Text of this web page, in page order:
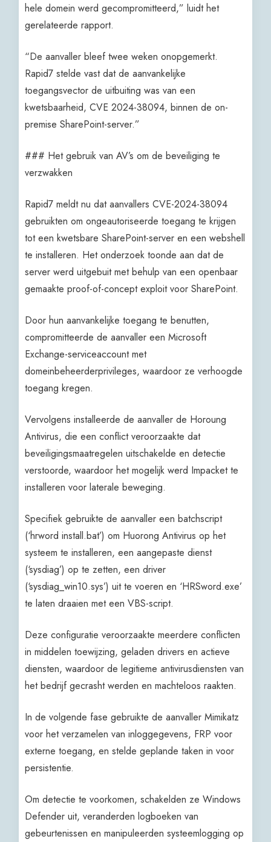
hele domein werd gecompromitteerd,” luidt het
gerelateerde rapport.
“De aanvaller bleef twee weken onopgemerkt.
Rapid7 stelde vast dat de aanvankelijke
toegangsvector de uitbuiting was van een
kwetsbaarheid, CVE 2024-38094, binnen de on-
premise SharePoint-server.”
### Het gebruik van AV’s om de beveiliging te
verzwakken
Rapid7 meldt nu dat aanvallers CVE-2024-38094
gebruikten om ongeautoriseerde toegang te krijgen
tot een kwetsbare SharePoint-server en een webshell
te installeren. Het onderzoek toonde aan dat de
server werd uitgebuit met behulp van een openbaar
gemaakte proof-of-concept exploit voor SharePoint.
Door hun aanvankelijke toegang te benutten,
compromitteerde de aanvaller een Microsoft
Exchange-serviceaccount met
domeinbeheerderprivileges, waardoor ze verhoogde
toegang kregen.
Vervolgens installeerde de aanvaller de Horoung
Antivirus, die een conflict veroorzaakte dat
beveiligingsmaatregelen uitschakelde en detectie
verstoorde, waardoor het mogelijk werd Impacket te
installeren voor laterale beweging.
Specifiek gebruikte de aanvaller een batchscript
(‘hrword install.bat’) om Huorong Antivirus op het
systeem te installeren, een aangepaste dienst
(‘sysdiag’) op te zetten, een driver
(‘sysdiag_win10.sys’) uit te voeren en ‘HRSword.exe’
te laten draaien met een VBS-script.
Deze configuratie veroorzaakte meerdere conflicten
in middelen toewijzing, geladen drivers en actieve
diensten, waardoor de legitieme antivirusdiensten van
het bedrijf gecrasht werden en machteloos raakten.
In de volgende fase gebruikte de aanvaller Mimikatz
voor het verzamelen van inloggegevens, FRP voor
externe toegang, en stelde geplande taken in voor
persistentie.
Om detectie te voorkomen, schakelden ze Windows
Defender uit, veranderden logboeken van
gebeurtenissen en manipuleerden systeemlogging op